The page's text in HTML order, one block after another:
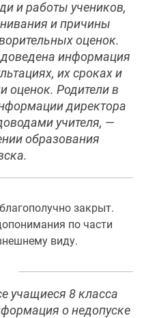
и работы учеников,
и причины
оценок.
информация
их сроках и
оценок. Родители в
директора
учителя, —
образования
закрыт.
по части
виду.
учащиеся 8 класса
о недопуске